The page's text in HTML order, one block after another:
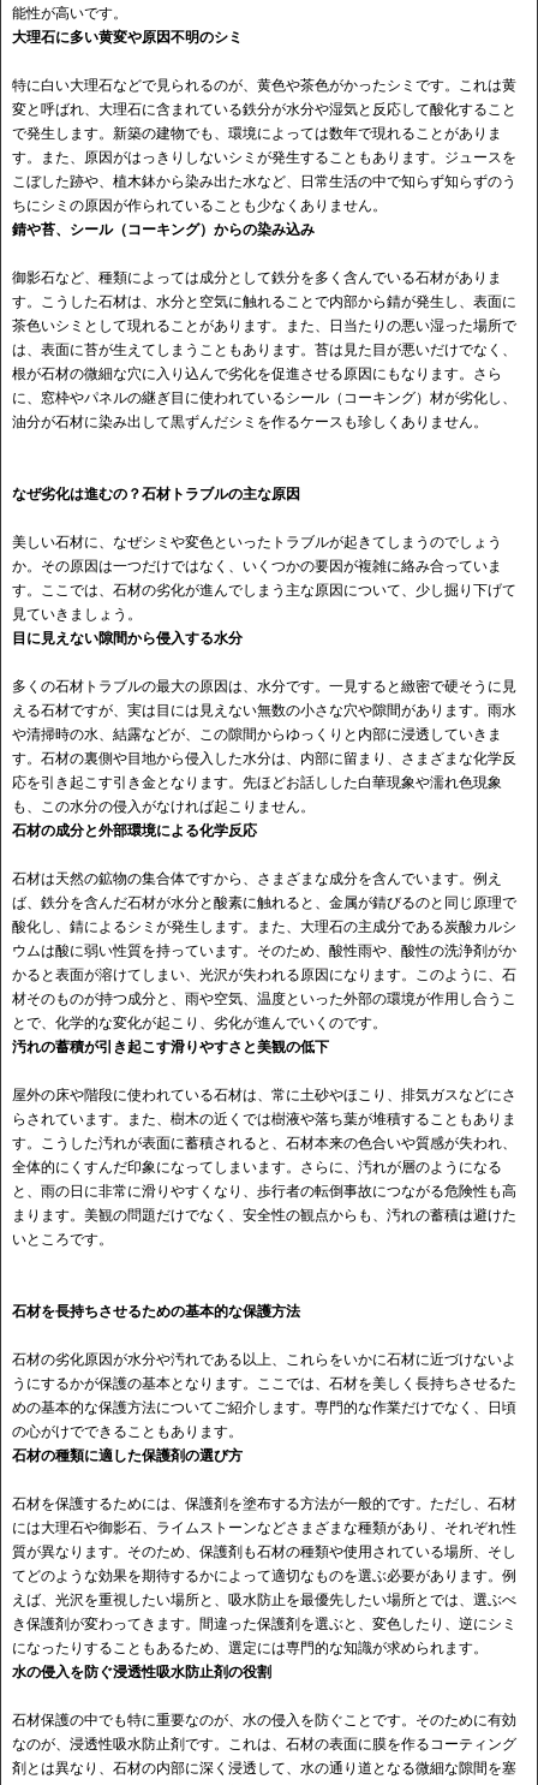
能性が高いです。
大理石に多い黄変や原因不明のシミ
特に白い大理石などで見られるのが、黄色や茶色がかったシミです。これは黄
変と呼ばれ、大理石に含まれている鉄分が水分や湿気と反応して酸化すること
で発生します。新築の建物でも、環境によっては数年で現れることがありま
す。また、原因がはっきりしないシミが発生することもあります。ジュースを
こぼした跡や、植木鉢から染み出た水など、日常生活の中で知らず知らずのう
ちにシミの原因が作られていることも少なくありません。
錆や苔、シール（コーキング）からの染み込み
御影石など、種類によっては成分として鉄分を多く含んでいる石材がありま
す。こうした石材は、水分と空気に触れることで内部から錆が発生し、表面に
茶色いシミとして現れることがあります。また、日当たりの悪い湿った場所で
は、表面に苔が生えてしまうこともあります。苔は見た目が悪いだけでなく、
根が石材の微細な穴に入り込んで劣化を促進させる原因にもなります。さら
に、窓枠やパネルの継ぎ目に使われているシール（コーキング）材が劣化し、
油分が石材に染み出して黒ずんだシミを作るケースも珍しくありません。
なぜ劣化は進むの？石材トラブルの主な原因
美しい石材に、なぜシミや変色といったトラブルが起きてしまうのでしょう
か。その原因は一つだけではなく、いくつかの要因が複雑に絡み合っていま
す。ここでは、石材の劣化が進んでしまう主な原因について、少し掘り下げて
見ていきましょう。
目に見えない隙間から侵入する水分
多くの石材トラブルの最大の原因は、水分です。一見すると緻密で硬そうに見
える石材ですが、実は目には見えない無数の小さな穴や隙間があります。雨水
や清掃時の水、結露などが、この隙間からゆっくりと内部に浸透していきま
す。石材の裏側や目地から侵入した水分は、内部に留まり、さまざまな化学反
応を引き起こす引き金となります。先ほどお話しした白華現象や濡れ色現象
も、この水分の侵入がなければ起こりません。
石材の成分と外部環境による化学反応
石材は天然の鉱物の集合体ですから、さまざまな成分を含んでいます。例え
ば、鉄分を含んだ石材が水分と酸素に触れると、金属が錆びるのと同じ原理で
酸化し、錆によるシミが発生します。また、大理石の主成分である炭酸カルシ
ウムは酸に弱い性質を持っています。そのため、酸性雨や、酸性の洗浄剤がか
かると表面が溶けてしまい、光沢が失われる原因になります。このように、石
材そのものが持つ成分と、雨や空気、温度といった外部の環境が作用し合うこ
とで、化学的な変化が起こり、劣化が進んでいくのです。
汚れの蓄積が引き起こす滑りやすさと美観の低下
屋外の床や階段に使われている石材は、常に土砂やほこり、排気ガスなどにさ
らされています。また、樹木の近くでは樹液や落ち葉が堆積することもありま
す。こうした汚れが表面に蓄積されると、石材本来の色合いや質感が失われ、
全体的にくすんだ印象になってしまいます。さらに、汚れが層のようになる
と、雨の日に非常に滑りやすくなり、歩行者の転倒事故につながる危険性も高
まります。美観の問題だけでなく、安全性の観点からも、汚れの蓄積は避けた
いところです。
石材を長持ちさせるための基本的な保護方法
石材の劣化原因が水分や汚れである以上、これらをいかに石材に近づけないよ
うにするかが保護の基本となります。ここでは、石材を美しく長持ちさせるた
めの基本的な保護方法についてご紹介します。専門的な作業だけでなく、日頃
の心がけでできることもあります。
石材の種類に適した保護剤の選び方
石材を保護するためには、保護剤を塗布する方法が一般的です。ただし、石材
には大理石や御影石、ライムストーンなどさまざまな種類があり、それぞれ性
質が異なります。そのため、保護剤も石材の種類や使用されている場所、そし
てどのような効果を期待するかによって適切なものを選ぶ必要があります。例
えば、光沢を重視したい場所と、吸水防止を最優先したい場所とでは、選ぶべ
き保護剤が変わってきます。間違った保護剤を選ぶと、変色したり、逆にシミ
になったりすることもあるため、選定には専門的な知識が求められます。
水の侵入を防ぐ浸透性吸水防止剤の役割
石材保護の中でも特に重要なのが、水の侵入を防ぐことです。そのために有効
なのが、浸透性吸水防止剤です。これは、石材の表面に膜を作るコーティング
剤とは異なり、石材の内部に深く浸透して、水の通り道となる微細な隙間を塞